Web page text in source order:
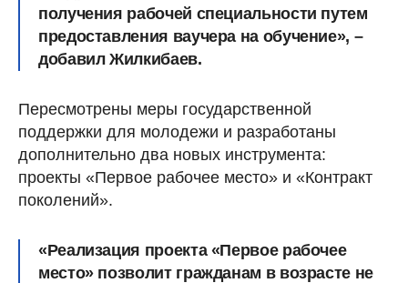
получения рабочей специальности путем
предоставления ваучера на обучение», –
добавил Жилкибаев.
Пересмотрены меры государственной
поддержки для молодежи и разработаны
дополнительно два новых инструмента:
проекты «Первое рабочее место» и «Контракт
поколений».
«Реализация проекта «Первое рабочее
место» позволит гражданам в возрасте не